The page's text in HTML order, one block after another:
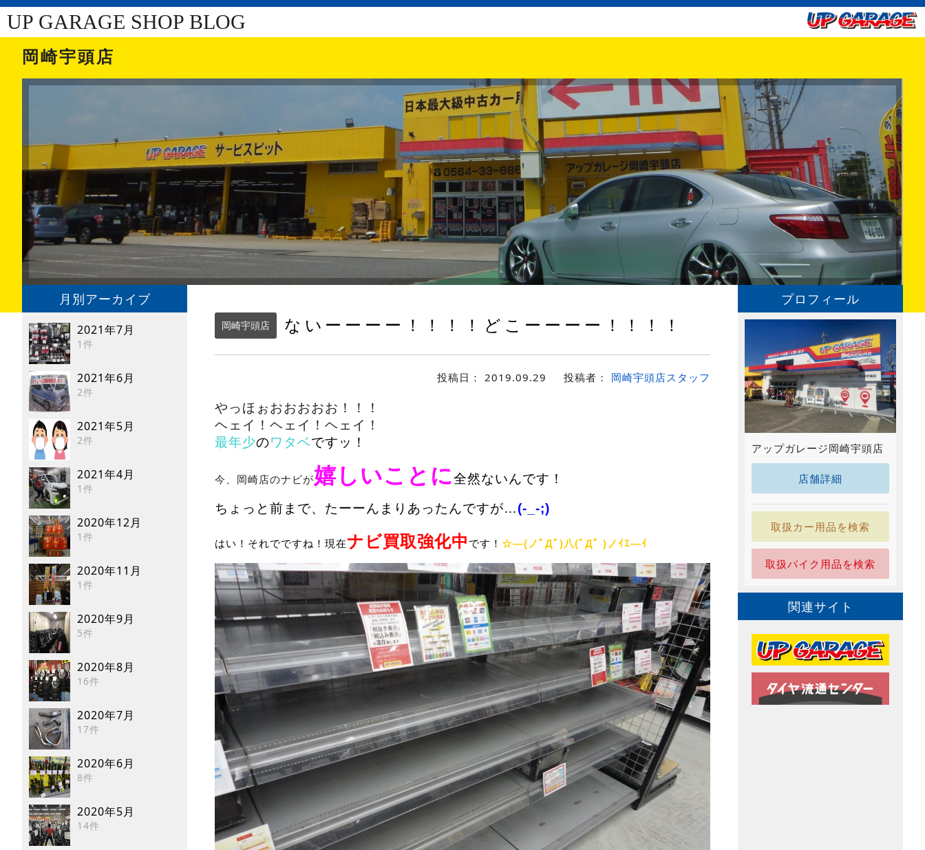
UP GARAGE SHOP BLOG
岡崎宇頭店
月別アーカイブ
2021年7月
1件
2021年6月
2件
2021年5月
2件
2021年4月
1件
2020年12月
1件
2020年11月
1件
2020年9月
5件
2020年8月
16件
2020年7月
17件
2020年6月
8件
2020年5月
14件
岡崎宇頭店 ないーーーー！！！！どこーーーー！！！！
投稿日： 2019.09.29 投稿者： 岡崎宇頭店スタッフ
やっほぉおおおおお！！！
ヘェイ！ヘェイ！ヘェイ！
最年少のワタベですッ！
今、岡崎店のナビが嬉しいことに全然ないんです！
ちょっと前まで、たーーんまりあったんですが…(-_-;)
はい！それでですね！現在ナビ買取強化中 です！ ☆―(ノﾟДﾟ)八(ﾟДﾟ )ノｲｴ―ｲ
プロフィール
アップガレージ岡崎宇頭店
店舗詳細
取扱カー用品を検索
取扱バイク用品を検索
関連サイト